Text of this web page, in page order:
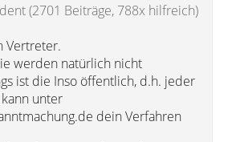
(2701 Beiträge, 788x hilfreich)
Vertreter.
werden natürlich nicht
ist die Inso öffentlich, d.h. jeder
unter
dein Verfahren